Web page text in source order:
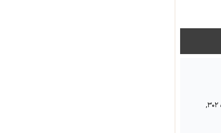
شماره ۱۰۲, شماره ۲۰۴, شماره ۲۰۵, شماره ۳۰۲,